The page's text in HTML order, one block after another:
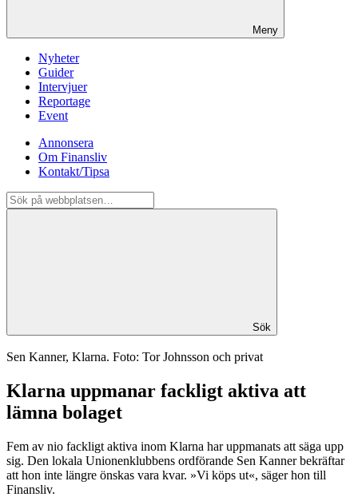
Meny
Nyheter
Guider
Intervjuer
Reportage
Event
Annonsera
Om Finansliv
Kontakt/Tipsa
Sök
Sen Kanner, Klarna. Foto: Tor Johnsson och privat
Klarna uppmanar fackligt aktiva att
lämna bolaget
Fem av nio fackligt aktiva inom Klarna har uppmanats att säga upp
sig. Den lokala Unionenklubbens ordförande Sen Kanner bekräftar
att hon inte längre önskas vara kvar. »Vi köps ut«, säger hon till
Finansliv.